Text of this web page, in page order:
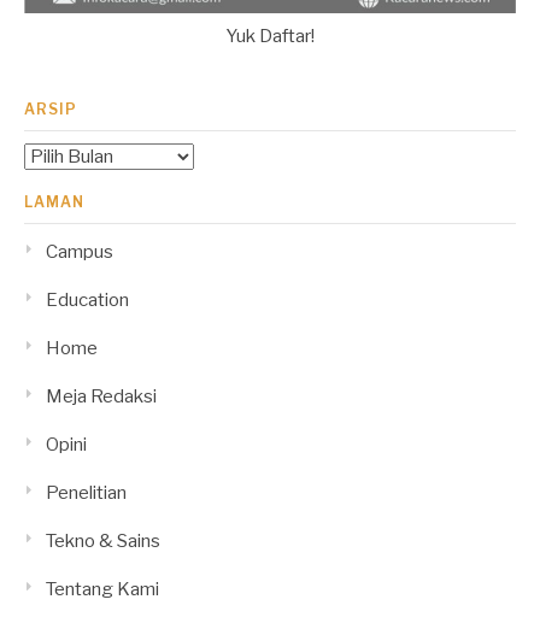
Yuk Daftar!
ARSIP
Arsip
LAMAN
Campus
Education
Home
Meja Redaksi
Opini
Penelitian
Tekno & Sains
Tentang Kami